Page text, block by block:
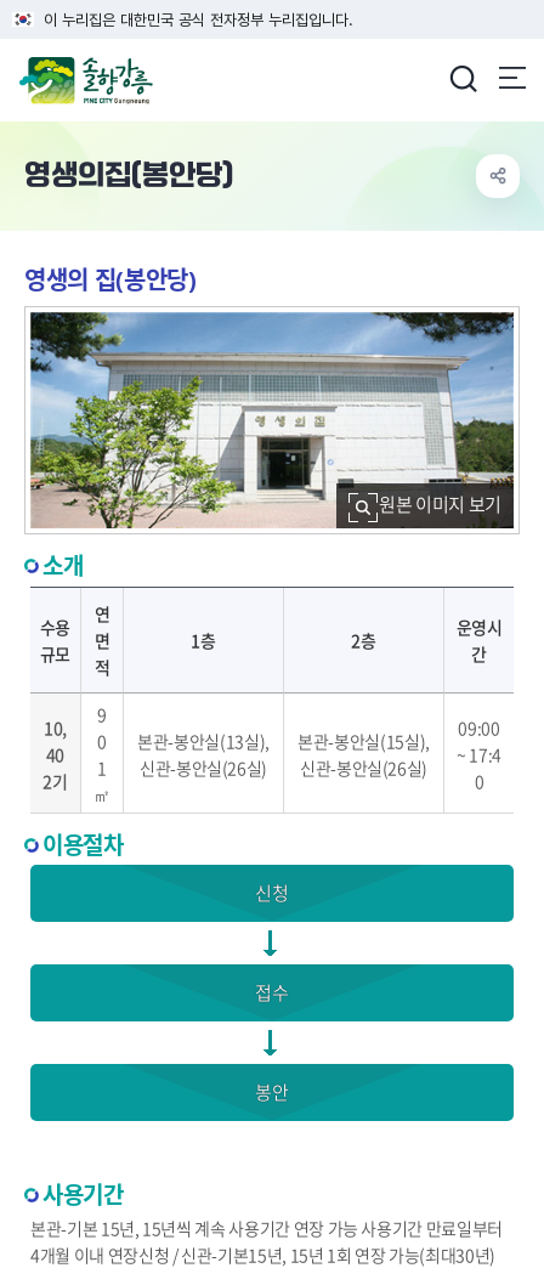
이 누리집은 대한민국 공식 전자정부 누리집입니다.
영생의집(봉안당)
영생의 집(봉안당)
원본 이미지 보기
소개
수용
규모
연
면
적
1층 2층
운영시
간
10,
40
2기
9
0
1
㎡
본관-봉안실(13실),
신관-봉안실(26실)
본관-봉안실(15실),
신관-봉안실(26실)
09:00
~ 17:4
0
이용절차
신청
접수
봉안
사용기간
본관-기본 15년, 15년씩 계속 사용기간 연장 가능 사용기간 만료일부터
4개월 이내 연장신청 / 신관-기본15년, 15년 1회 연장 가능(최대30년)